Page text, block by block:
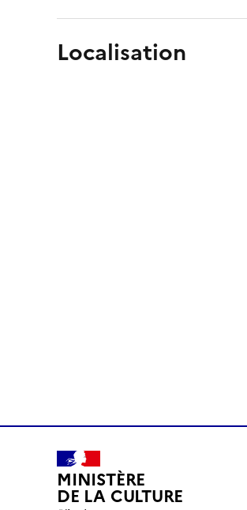
Localisation
MINISTÈRE
DE LA CULTURE